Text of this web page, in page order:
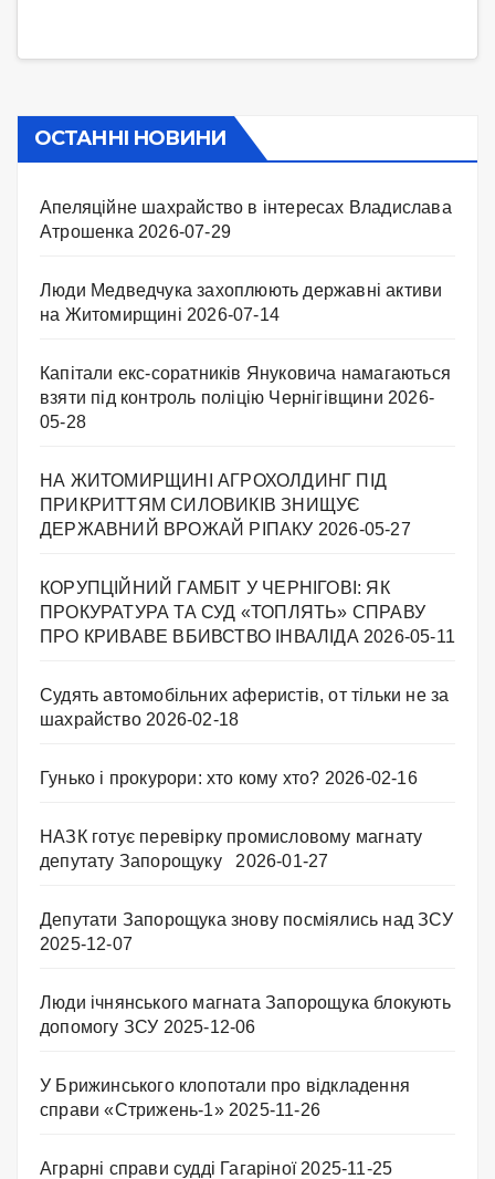
ОСТАННІ НОВИНИ
Апеляційне шахрайство в інтересах Владислава
Атрошенка 2026-07-29
Люди Медведчука захоплюють державні активи
на Житомирщині 2026-07-14
Капітали екс-соратників Януковича намагаються
взяти під контроль поліцію Чернігівщини 2026-
05-28
НА ЖИТОМИРЩИНІ АГРОХОЛДИНГ ПІД
ПРИКРИТТЯМ СИЛОВИКІВ ЗНИЩУЄ
ДЕРЖАВНИЙ ВРОЖАЙ РІПАКУ ​ 2026-05-27
КОРУПЦІЙНИЙ ГАМБІТ У ЧЕРНІГОВІ: ЯК
ПРОКУРАТУРА ТА СУД «ТОПЛЯТЬ» СПРАВУ
ПРО КРИВАВЕ ВБИВСТВО ІНВАЛІДА 2026-05-11
Судять автомобільних аферистів, от тільки не за
шахрайство 2026-02-18
Гунько і прокурори: хто кому хто? 2026-02-16
НАЗК готує перевірку промисловому магнату
депутату Запорощуку
2026-01-27
Депутати Запорощука знову посміялись над ЗСУ
2025-12-07
Люди ічнянського магната Запорощука блокують
допомогу ЗСУ 2025-12-06
У Брижинського клопотали про відкладення
справи «Стрижень-1» 2025-11-26
Аграрні справи судді Гагаріної 2025-11-25